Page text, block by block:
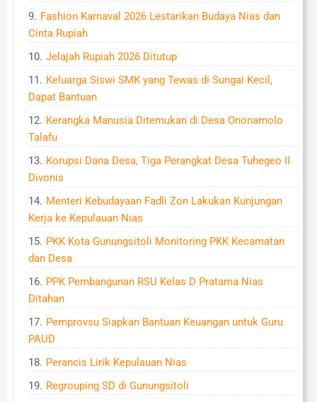
Fashion Karnaval 2026 Lestarikan Budaya Nias dan
Cinta Rupiah
Jelajah Rupiah 2026 Ditutup
Keluarga Siswi SMK yang Tewas di Sungai Kecil,
Dapat Bantuan
Kerangka Manusia Ditemukan di Desa Ononamolo
Talafu
Korupsi Dana Desa, Tiga Perangkat Desa Tuhegeo II
Divonis
Menteri Kebudayaan Fadli Zon Lakukan Kunjungan
Kerja ke Kepulauan Nias
PKK Kota Gunungsitoli Monitoring PKK Kecamatan
dan Desa
PPK Pembangunan RSU Kelas D Pratama Nias
Ditahan
Pemprovsu Siapkan Bantuan Keuangan untuk Guru
PAUD
Perancis Lirik Kepulauan Nias
Regrouping SD di Gunungsitoli